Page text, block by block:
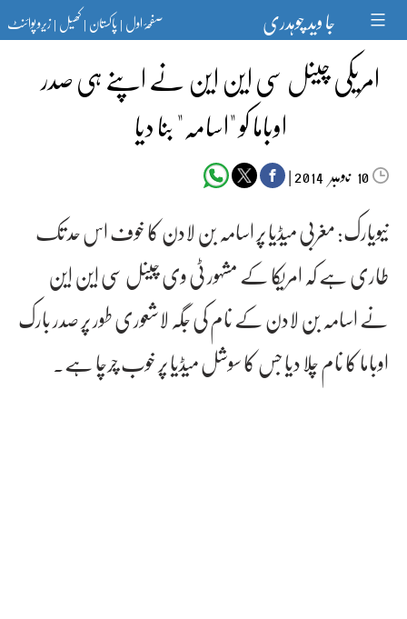
content جا وید چوہدری صفحۂ اول|پاکستان|کھیل|زیرو پوائنٹ
امریکی چینل سی این این نے اپنے ہی صدر
اوباما کو "اسامہ" بنا دیا
10‬‮نومبر‬‮ |
نیویارک: مغربی میڈیا پر اسامہ بن لادن کا خوف اس حد تک
طاری ہے کہ امریکا کے مشہور ٹی وی چینل سی این این
نے اسامہ بن لادن کے نام کی جگہ لاشعوری طور پر صدر بارک
اوباما کا نام چلا دیا جس کا سوشل میڈیا پر خوب چرچا ہے۔